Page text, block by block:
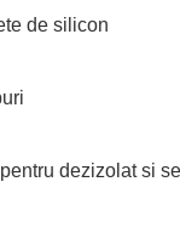
de silicon
dezizolat si